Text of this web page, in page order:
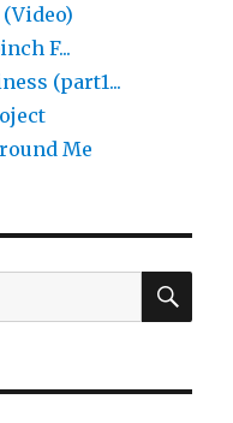
F...
(part1...
Me